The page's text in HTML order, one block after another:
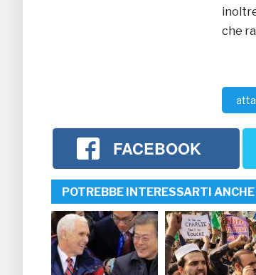
che
FACEBOOK
POTREBBE INTERESSARTI ANCHE